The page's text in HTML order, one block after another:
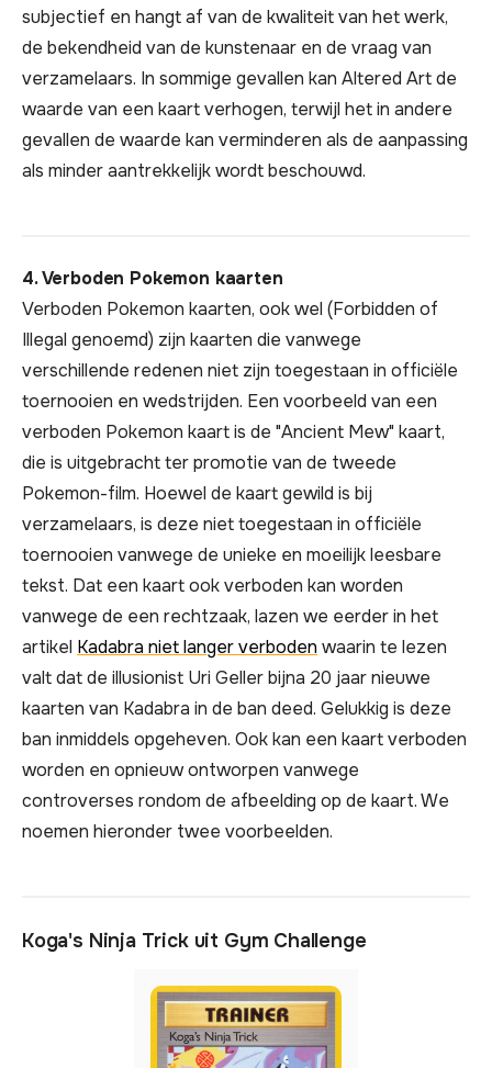
subjectief en hangt af van de kwaliteit van het werk,
de bekendheid van de kunstenaar en de vraag van
verzamelaars. In sommige gevallen kan Altered Art de
waarde van een kaart verhogen, terwijl het in andere
gevallen de waarde kan verminderen als de aanpassing
als minder aantrekkelijk wordt beschouwd.
4. Verboden Pokemon kaarten
Verboden Pokemon kaarten, ook wel (Forbidden of
Illegal genoemd) zijn kaarten die vanwege
verschillende redenen niet zijn toegestaan in officiële
toernooien en wedstrijden. Een voorbeeld van een
verboden Pokemon kaart is de "Ancient Mew" kaart,
die is uitgebracht ter promotie van de tweede
Pokemon-film. Hoewel de kaart gewild is bij
verzamelaars, is deze niet toegestaan in officiële
toernooien vanwege de unieke en moeilijk leesbare
tekst. Dat een kaart ook verboden kan worden
vanwege de een rechtzaak, lazen we eerder in het
artikel Kadabra niet langer verboden waarin te lezen
valt dat de illusionist Uri Geller bijna 20 jaar nieuwe
kaarten van Kadabra in de ban deed. Gelukkig is deze
ban inmiddels opgeheven. Ook kan een kaart verboden
worden en opnieuw ontworpen vanwege
controverses rondom de afbeelding op de kaart. We
noemen hieronder twee voorbeelden.
Koga's Ninja Trick uit Gym Challenge